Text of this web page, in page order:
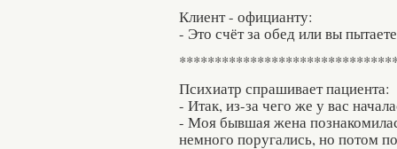
Клиент - официанту:
- Это счёт за обед или вы
Психиатр спрашивает пациента:
- Итак, из-за чего же у вас
- Моя бывшая жена
немного поругались, но потом